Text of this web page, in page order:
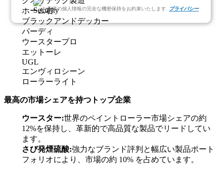
お客様の個人情報の完全な機密保持をお約束いたします. プライバシー
ホーム右
ブラックアンドデッカー
パーディ
ウースタープロ
エットーレ
UGL
エンヴィロシーン
ローラーライト
最高の市場シェアを持つトップ企業
ウースター:世界のペイントローラー市場シェアの約
12%を保持し、革新的で高品質な製品でリードしてい
ます。
さび発煙硫酸:強力なブランド評判と幅広い製品ポート
フォリオにより、市場の約 10% を占めています。